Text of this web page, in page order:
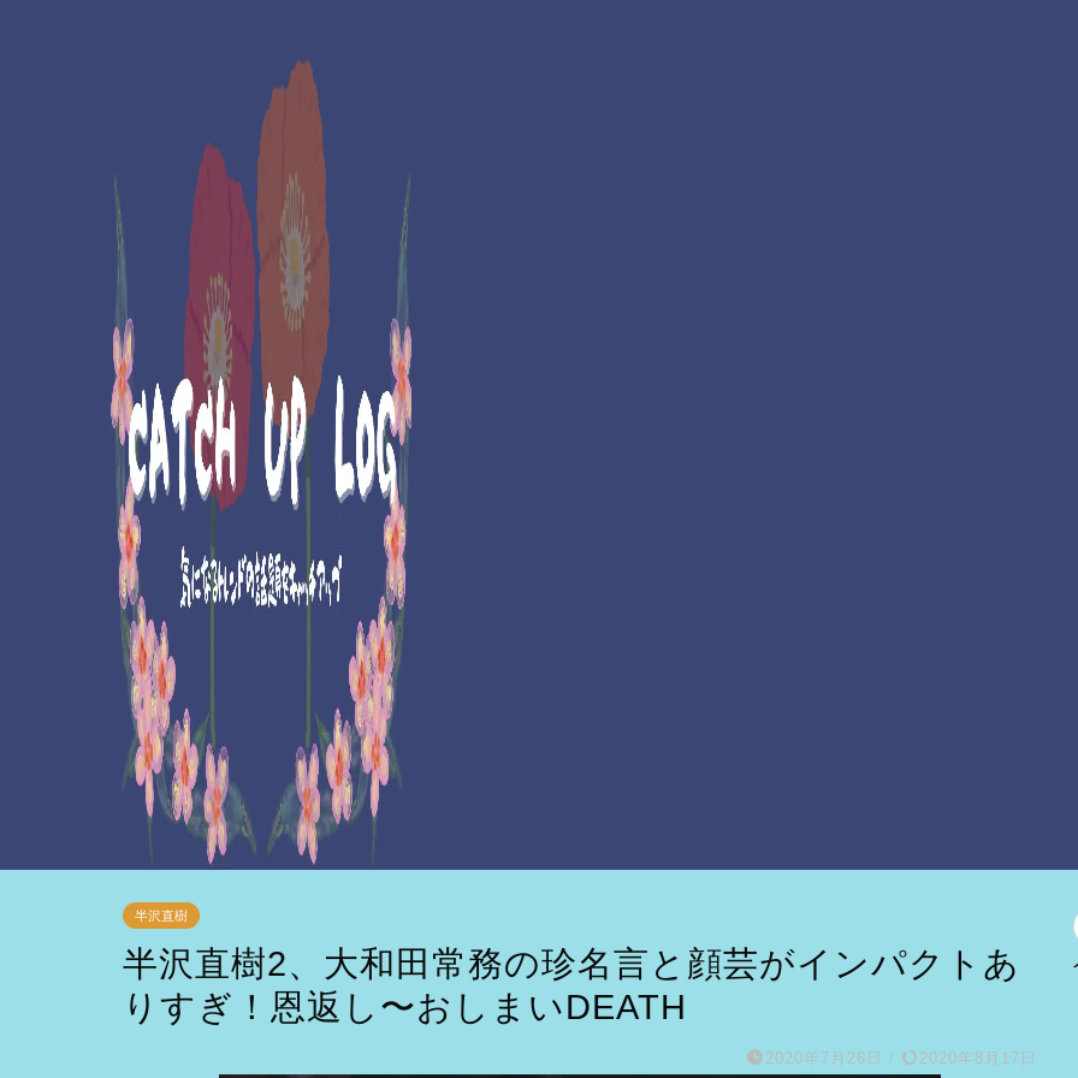
半沢直樹
半沢直樹2、大和田常務の珍名言と顔芸がインパクトあ
りすぎ！恩返し〜おしまいDEATH
2020年7月26日 / 2020年8月17日